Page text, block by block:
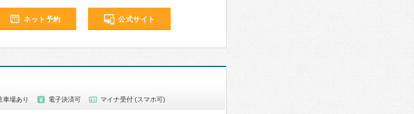
ネット予約 公式サイト
車場あり 電子決済可 マイナ受付 (スマホ可)